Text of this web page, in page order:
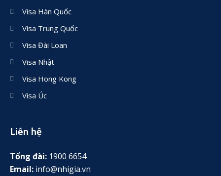
Visa Hàn Quốc
Visa Trung Quốc
Visa Đài Loan
Visa Nhật
Visa Hong Kong
Visa Úc
Liên hệ
Tổng đài: 1900 6654
Email: info@nhigia.vn